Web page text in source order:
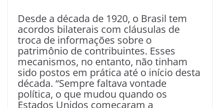
Desde a década de 1920, o Brasil tem
acordos bilaterais com cláusulas de
troca de informações sobre o
patrimônio de contribuintes. Esses
mecanismos, no entanto, não tinham
sido postos em prática até o início desta
década. “Sempre faltava vontade
política, o que mudou quando os
Estados Unidos começaram a